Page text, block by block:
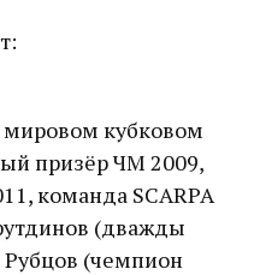
кубковом
призёр ЧМ 2009,
команда SCARPA
(дважды
(чемпион